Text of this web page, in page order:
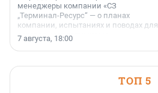
менеджеры компании «СЗ
„Терминал-Ресурс“ — о планах
компании, испытаниях и поводах для
осторожного оптимизма.
7 августа, 18:00
ТОП 5